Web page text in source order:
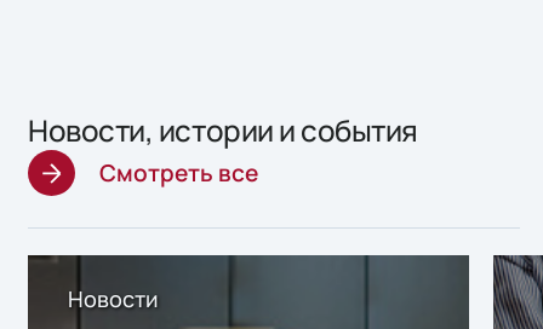
Новости, истории и события
Смотреть все
Новости